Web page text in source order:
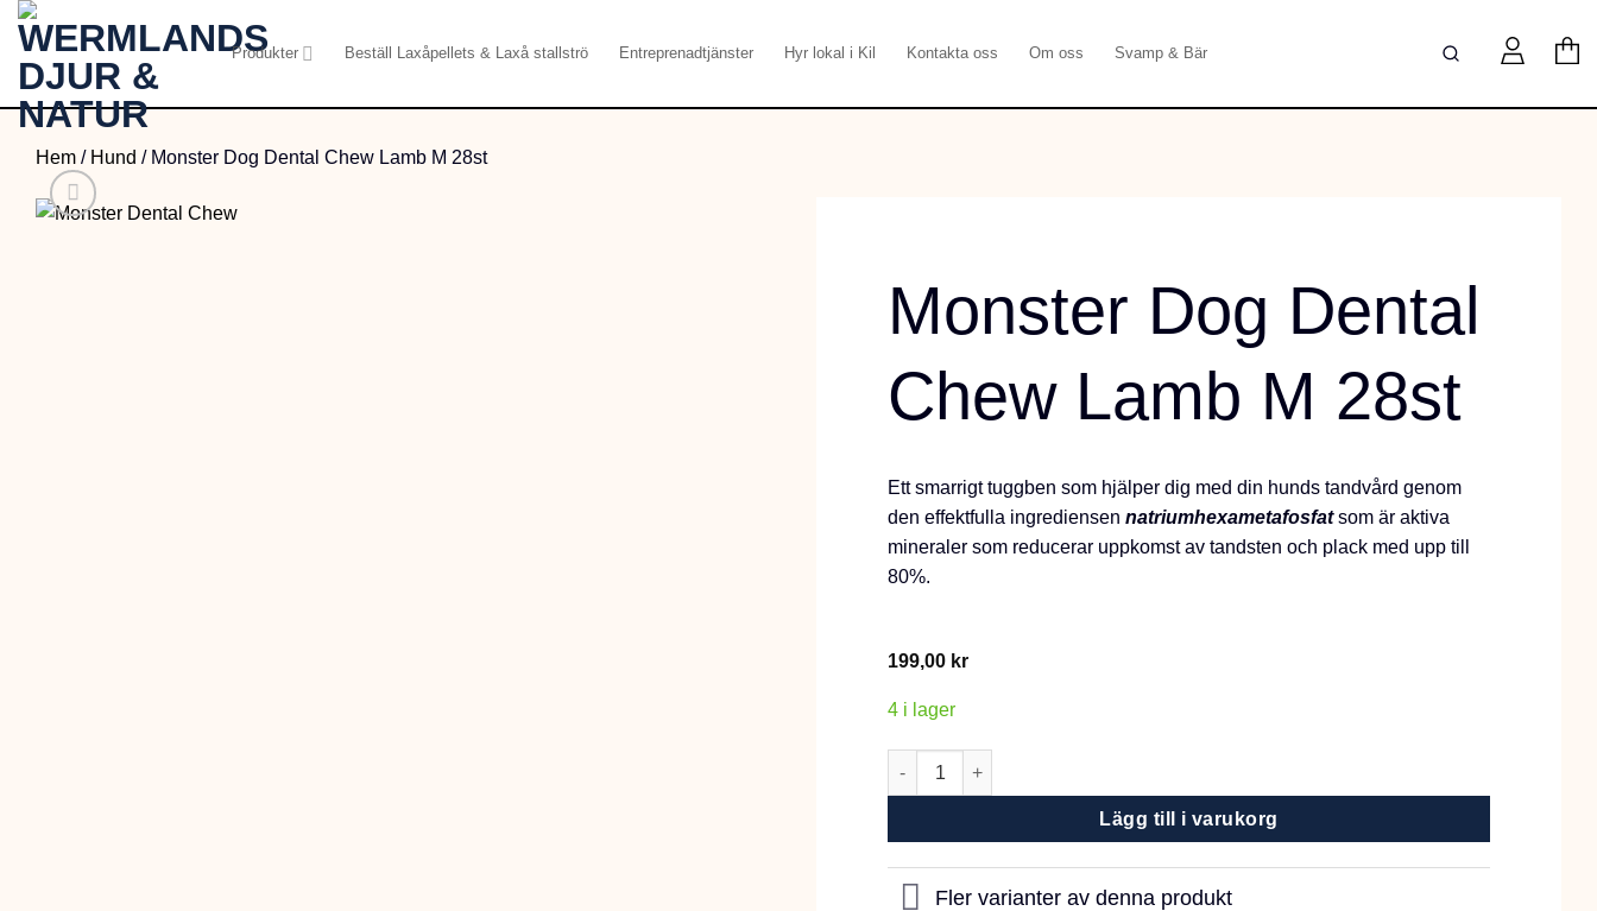
Skip
content
Produkter Beställ Laxåpellets & Laxå stallströ Entreprenadtjänster Hyr lokal i Kil Kontakta oss Om oss Svamp & Bär
Hem / Hund / Monster Dog Dental Chew Lamb M 28st
Monster Dog Dental
Chew Lamb M 28st
Ett smarrigt tuggben som hjälper dig med din hunds tandvård genom
den effektfulla ingrediensen natriumhexametafosfatsom är aktiva
mineraler som reducerar uppkomst av tandsten och plack med upp till
80%.
199,00 kr
4 i lager
Monster Dog Dental Chew Lamb M 28st mängd
Lägg till i varukorg
Fler varianter av denna produkt